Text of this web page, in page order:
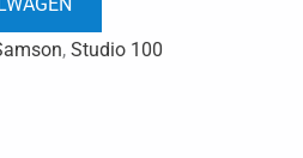
, Studio 100